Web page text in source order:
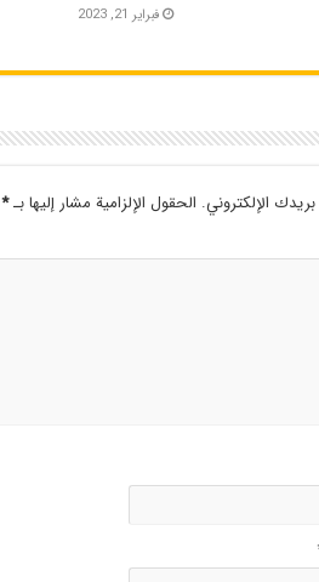
فبراير 21, 2023
الإلكتروني. الحقول الإلزامية مشار إليها بـ*